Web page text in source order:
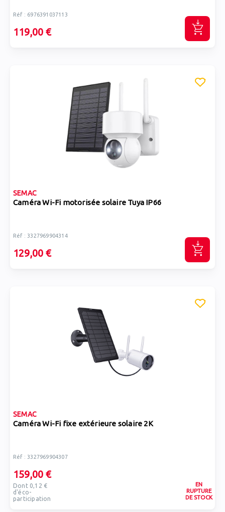
Réf : 6976391037113
119,00 €
SEMAC
Caméra Wi-Fi motorisée solaire Tuya IP66
Réf : 3327969904314
129,00 €
SEMAC
Caméra Wi-Fi fixe extérieure solaire 2K
Réf : 3327969904307
159,00 €
Dont 0,12 €
d'éco-
participation
EN
RUPTURE
DE STOCK